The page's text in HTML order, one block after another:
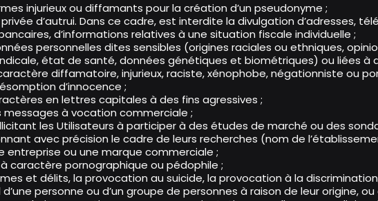
injurieux ou diffamants pour la création d’un pseudonyme ;
d’autrui. Dans ce cadre, est interdite la divulgation d’adresses,
d’informations relatives à une situation fiscale individuelle ;
personnelles dites sensibles (origines raciales ou ethniques,
état de santé, données génétiques et biométriques) ou liées à
diffamatoire, injurieux, raciste, xénophobe, négationniste ou
d’innocence ;
en lettres capitales à des fins agressives ;
messages à vocation commerciale ;
les Utilisateurs à participer à des études de marché ou des
avec précision le cadre de leurs recherches (nom de
entreprise ou une marque commerciale ;
caractère pornographique ou pédophile ;
et délits, la provocation au suicide, la provocation à la
d’une personne ou d’un groupe de personnes à raison de leur origine,